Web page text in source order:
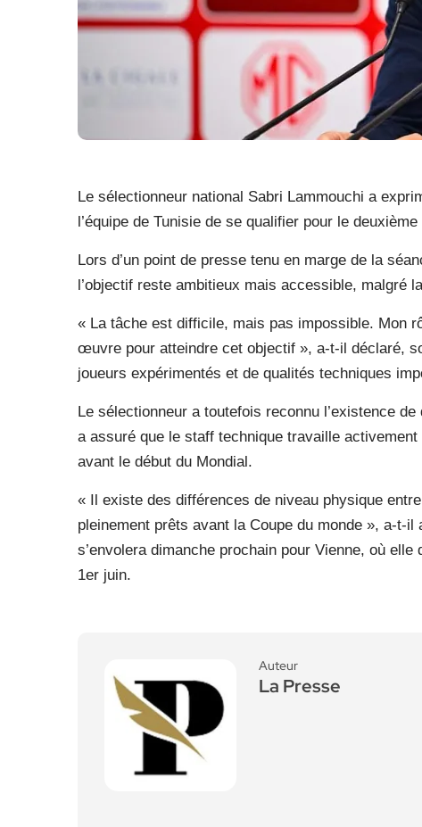
Le sélectionneur national Sabri Lammouchi a
l’équipe de Tunisie de se qualifier pour le
Lors d’un point de presse tenu en marge de la
l’objectif reste ambitieux mais accessible, malgré
« La tâche est difficile, mais pas impossible. Mon
œuvre pour atteindre cet objectif », a-t-il déclaré,
joueurs expérimentés et de qualités techniques
Le sélectionneur a toutefois reconnu l’existence
a assuré que le staff technique travaille
avant le début du Mondial.
« Il existe des différences de niveau physique
pleinement prêts avant la Coupe du monde », a-t-
s’envolera dimanche prochain pour Vienne, où
1er juin.
Auteur
La Presse